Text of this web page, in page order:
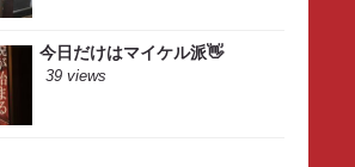
今日だけはマイケル派👋
39 views